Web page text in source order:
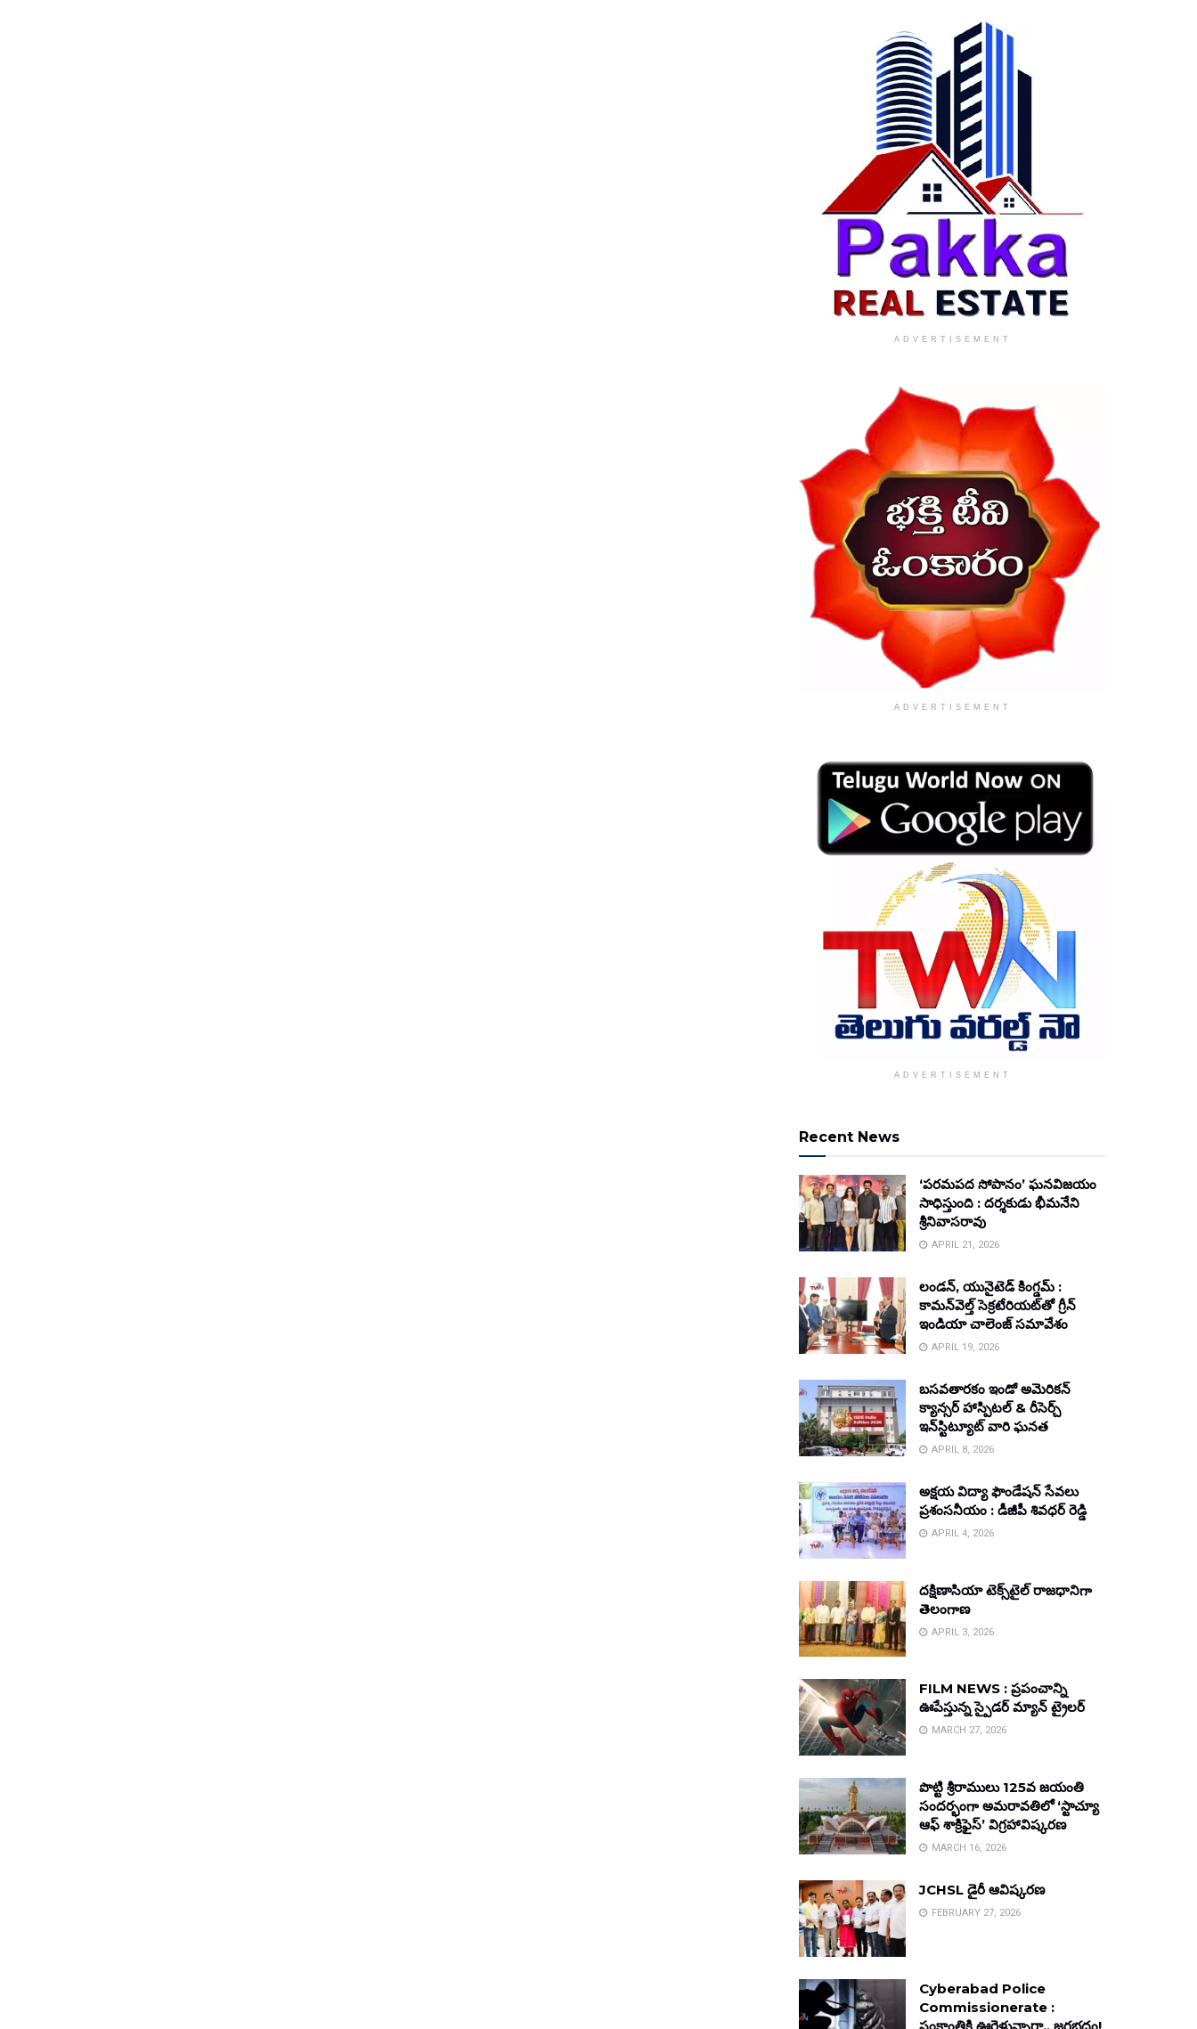
ADVERTISEMENT
ADVERTISEMENT
ADVERTISEMENT
Recent News
‘పరమపద సోపానం’ ఘనవిజయం
సాధిస్తుంది : దర్శకుడు భీమనేని
శ్రీనివాసరావు
APRIL 21, 2026
లండన్, యునైటెడ్ కింగ్డమ్ :
కామన్‌వెల్త్ సెక్రటేరియట్‌తో గ్రీన్
ఇండియా చాలెంజ్ సమావేశం
APRIL 19, 2026
బసవతారకం ఇండో అమెరికన్
క్యాన్సర్ హాస్పిటల్ & రీసెర్చ్
ఇన్‌స్టిట్యూట్ వారి ఘనత
APRIL 8, 2026
అక్షయ విద్యా ఫౌండేషన్ సేవలు
ప్రశంసనీయం : డీజీపీ శివధర్ రెడ్డి
APRIL 4, 2026
దక్షిణాసియా టెక్స్‌టైల్ రాజధానిగా
తెలంగాణ
APRIL 3, 2026
FILM NEWS : ప్రపంచాన్ని
ఊపేస్తున్న స్పైడర్ మ్యాన్ ట్రైలర్
MARCH 27, 2026
పొట్టి శ్రీరాములు 125వ జయంతి
సందర్భంగా అమరావతిలో ‘స్టాచ్యూ
ఆఫ్ శాక్రిఫైస్’ విగ్రహావిష్కరణ
MARCH 16, 2026
JCHSL డైరీ ఆవిష్కరణ
FEBRUARY 27, 2026
Cyberabad Police
Commissionerate :